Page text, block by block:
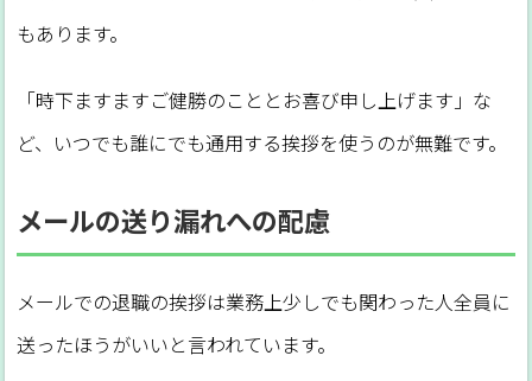
もあります。
「時下ますますご健勝のこととお喜び申し上げます」な
ど、いつでも誰にでも通用する挨拶を使うのが無難です。
メールの送り漏れへの配慮
メールでの退職の挨拶は業務上少しでも関わった人全員に
送ったほうがいいと言われています。